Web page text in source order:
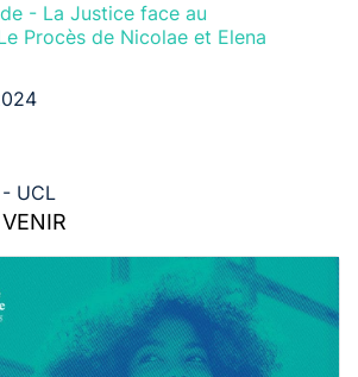
- La Justice face au
Procès de Nicolae et Elena
UCL